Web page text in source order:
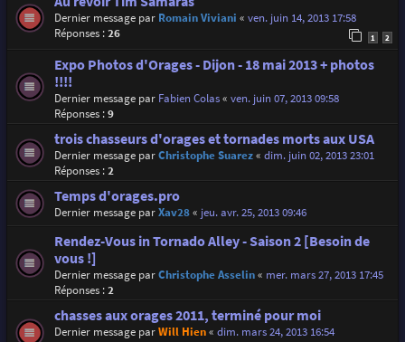
Dernier message par Romain Viviani « ven. juin 14, 2013 17:58
Réponses :26 1 2
Expo Photos d'Orages - Dijon - 18 mai 2013 + photos
!!!!
Dernier message par Fabien Colas« ven. juin 07, 2013 09:58
Réponses :9
trois chasseurs d'orages et tornades morts aux USA
Dernier message parChristophe Suarez« dim. juin 02, 2013 23:01
Réponses :2
Temps d'orages.pro
Dernier message parXav28« jeu. avr. 25, 2013 09:46
Rendez-Vous in Tornado Alley - Saison 2 [Besoin de
vous !]
Dernier message parChristophe Asselin« mer. mars 27, 2013 17:45
Réponses :2
chasses aux orages 2011, terminé pour moi
Dernier message parWill Hien« dim. mars 24, 2013 16:54